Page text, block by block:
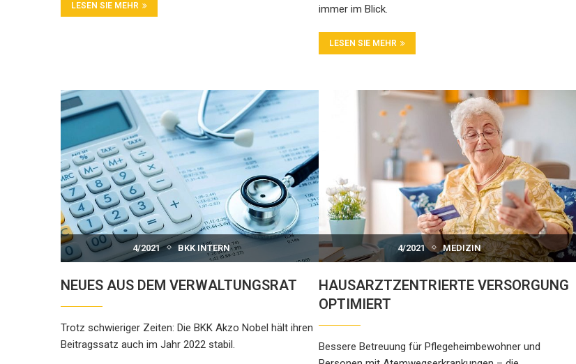
LESEN SIE MEHR
immer im Blick.
LESEN SIE MEHR
4/2021 BKK INTERN
NEUES AUS DEM VERWALTUNGSRAT
Trotz schwieriger Zeiten: Die BKK Akzo Nobel hält ihren
Beitragssatz auch im Jahr 2022 stabil.
4/2021 MEDIZIN
HAUSARZTZENTRIERTE VERSORGUNG
OPTIMIERT
Bessere Betreuung für Pflegeheimbewohner und